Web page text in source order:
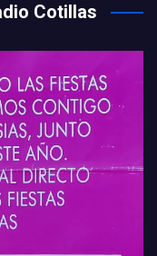
Cotillas